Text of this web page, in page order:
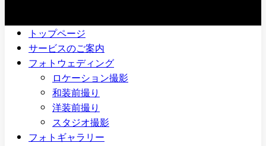
トップページ
サービスのご案内
フォトウェディング
ロケーション撮影
和装前撮り
洋装前撮り
スタジオ撮影
フォトギャラリー